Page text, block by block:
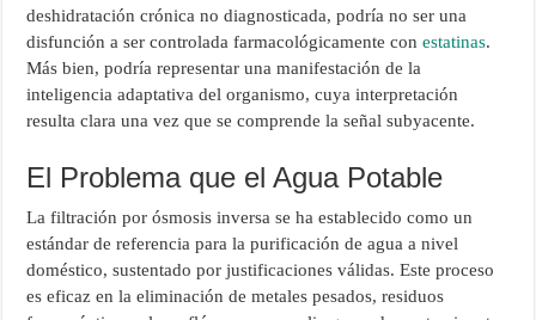
deshidratación crónica no diagnosticada, podría no ser una
disfunción a ser controlada farmacológicamente conestatinas.
Más bien, podría representar una manifestación de la
inteligencia adaptativa del organismo, cuya interpretación
resulta clara una vez que se comprende la señal subyacente.
El Problema que el Agua Potable
La filtración por ósmosis inversa se ha establecido como un
estándar de referencia para la purificación de agua a nivel
doméstico, sustentado por justificaciones válidas. Este proceso
es eficaz en la eliminación de metales pesados, residuos